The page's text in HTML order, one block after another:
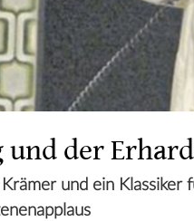
der
und ein